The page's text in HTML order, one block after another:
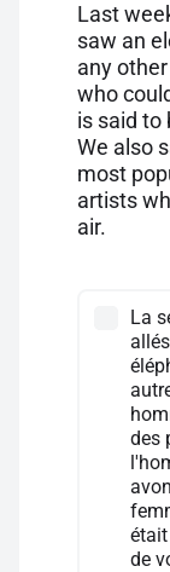
Last
saw an
any
who
is said to
We also
most
artists
air.
La
des
de